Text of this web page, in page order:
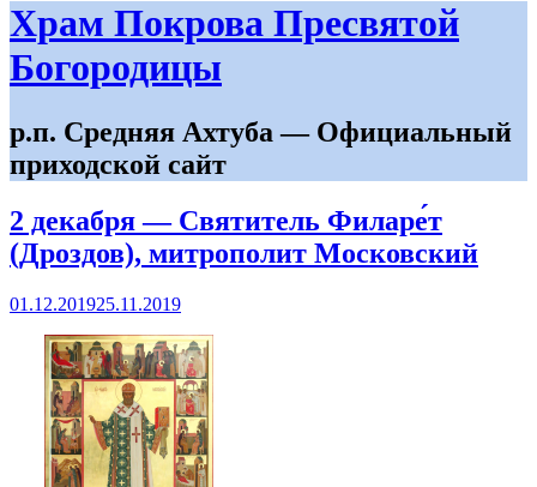
Храм Покрова Пресвятой
Богородицы
р.п. Средняя Ахтуба — Официальный
приходской сайт
2 декабря — Святитель Филаре́т
(Дроздов), митрополит Московский
01.12.201925.11.2019